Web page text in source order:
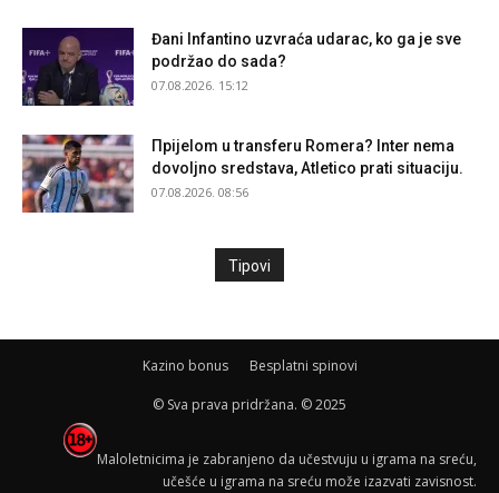
Đani Infantino uzvraća udarac, ko ga je sve
podržao do sada?
07.08.2026. 15:12
Прijelom u transferu Romera? Inter nema
dovoljno sredstava, Atletico prati situaciju.
07.08.2026. 08:56
Tipovi
Kazino bonus Besplatni spinovi
© Sva prava pridržana. © 2025
Maloletnicima je zabranjeno da učestvuju u igrama na sreću,
učešće u igrama na sreću može izazvati zavisnost.